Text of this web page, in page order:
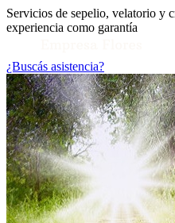
Servicios de sepelio, velatorio y
experiencia como garantía
¿Buscás asistencia?